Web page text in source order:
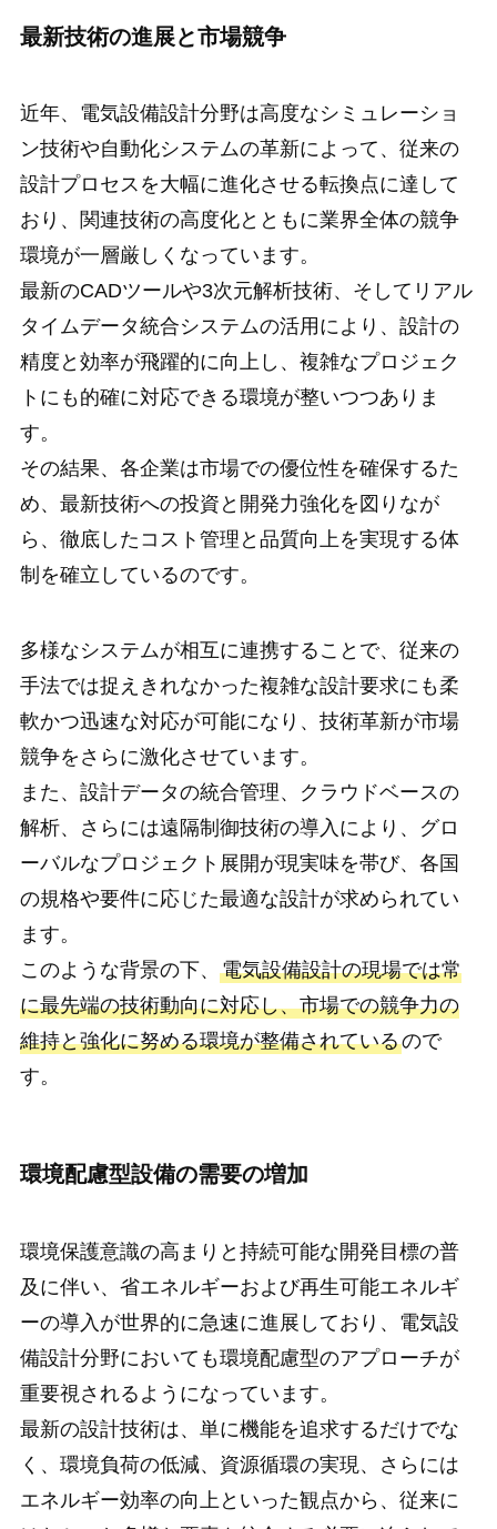
最新技術の進展と市場競争
近年、電気設備設計分野は高度なシミュレーショ
ン技術や自動化システムの革新によって、従来の
設計プロセスを大幅に進化させる転換点に達して
おり、関連技術の高度化とともに業界全体の競争
環境が一層厳しくなっています。
最新のCADツールや3次元解析技術、そしてリアル
タイムデータ統合システムの活用により、設計の
精度と効率が飛躍的に向上し、複雑なプロジェク
トにも的確に対応できる環境が整いつつありま
す。
その結果、各企業は市場での優位性を確保するた
め、最新技術への投資と開発力強化を図りなが
ら、徹底したコスト管理と品質向上を実現する体
制を確立しているのです。
多様なシステムが相互に連携することで、従来の
手法では捉えきれなかった複雑な設計要求にも柔
軟かつ迅速な対応が可能になり、技術革新が市場
競争をさらに激化させています。
また、設計データの統合管理、クラウドベースの
解析、さらには遠隔制御技術の導入により、グロ
ーバルなプロジェクト展開が現実味を帯び、各国
の規格や要件に応じた最適な設計が求められてい
ます。
このような背景の下、 電気設備設計の現場では常
に最先端の技術動向に対応し、市場での競争力の
維持と強化に努める環境が整備されているので
す。
環境配慮型設備の需要の増加
環境保護意識の高まりと持続可能な開発目標の普
及に伴い、省エネルギーおよび再生可能エネルギ
ーの導入が世界的に急速に進展しており、電気設
備設計分野においても環境配慮型のアプローチが
重要視されるようになっています。
最新の設計技術は、単に機能を追求するだけでな
く、環境負荷の低減、資源循環の実現、さらには
エネルギー効率の向上といった観点から、従来に